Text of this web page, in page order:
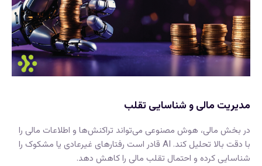
مدیریت مالی و شناسایی تقلب
در بخش مالی، هوش مصنوعی می‌تواند تراکنش‌ها و اطلاعات مالی را
با دقت بالا تحلیل کند. AI قادر است رفتارهای غیرعادی یا مشکوک را
شناسایی کرده و احتمال تقلب مالی را کاهش دهد.